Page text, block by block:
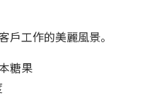
戶工作的美麗風景。
糖果